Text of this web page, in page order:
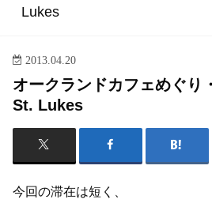
Lukes
2013.04.20
オークランドカフェめぐり
St. Lukes
今回の滞在は短く、